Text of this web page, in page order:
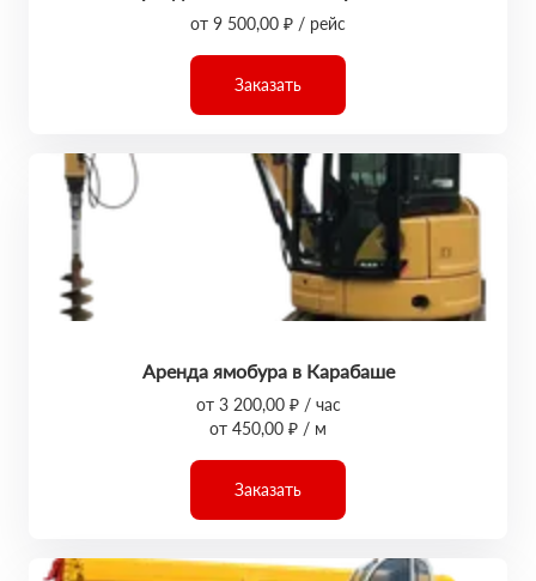
от 9 500,00 ₽ / рейс
Заказать
Аренда ямобура в Карабаше
от 3 200,00 ₽ / час
от 450,00 ₽ / м
Заказать